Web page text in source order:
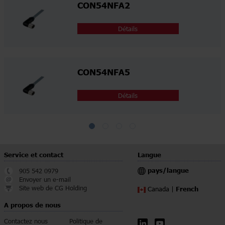
CON54NFA2
Détails
CON54NFA5
Détails
Service et contact
905 542 0979
Envoyer un e-mail
Site web de CG Holding
A propos de nous
Contactez nous
Politique de
Langue
pays/langue
Canada | French